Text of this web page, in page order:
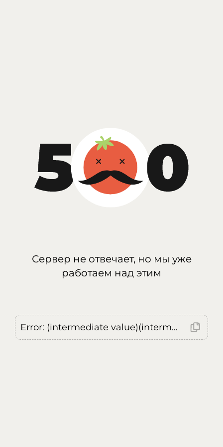
Сервер не отвечает, но мы уже
работаем над этим
Error: (intermediate value)(intermediate value)(intermediate value).replaceAll is not a function